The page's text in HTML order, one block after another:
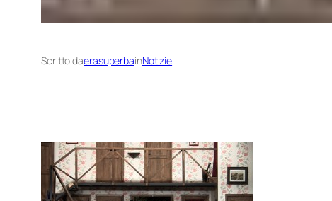
Scritto daerasuperbainNotizie